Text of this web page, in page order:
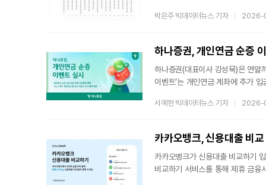
분석한 결과, 미래에셋생명 변액
변액보험 브랜드평판 순위는 미래
신한라이프
박은주 빅데이터뉴스 기자
하나증권, 개인연금 순증
하나증권(대표이사 강성묵)은 연말
이벤트’는 개인연금 계좌에 추가
아울러 이벤트 기간 중 ‘1Q 스마트
실시하는 일임 서비스다. 이벤트
서예현 빅데이터뉴스 기자 2026-
카카오뱅크, 신용대출 비
카카오뱅크가 신용대출 비교하기
비교하기 서비스를 통해 제휴 금